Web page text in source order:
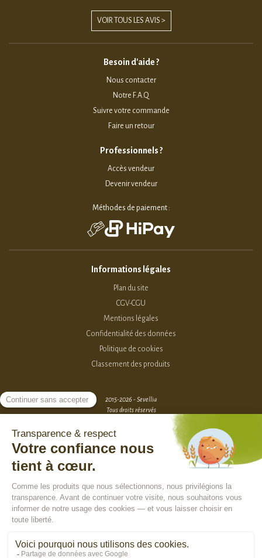
VOIR TOUS LES AVIS >
Besoin d'aide ?
Nous contacter
Notre F.A.Q
Suivre votre commande
Faire un retour
Professionnels ?
Accès vendeur
Devenir vendeur
Méthodes de paiement :
Informations légales
Plan du site
CGV-CGU
Mentions légales
Confidentialité des données
Politique de cookies
Classement des produits
2015-2026 - Sevellia
Tous droits réservés
ACCÈS VENDEURS
CONTACTEZ-NOUS
SE CONNECTER